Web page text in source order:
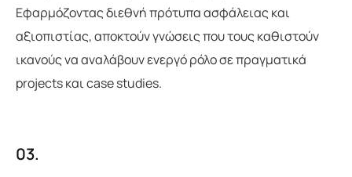
Εφαρμόζοντας διεθνή πρότυπα ασφάλειας και
αξιοπιστίας, αποκτούν γνώσεις που τους καθιστούν
ικανούς να αναλάβουν ενεργό ρόλο σε πραγματικά
projects και case studies.
03.